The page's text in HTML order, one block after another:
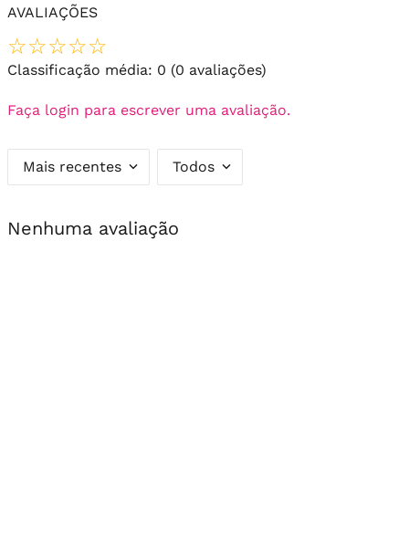
AVALIAÇÕES
☆☆☆☆☆
Classificação média: 0 (0 avaliações)
Faça login para escrever uma avaliação.
Mais recentes Todos
Nenhuma avaliação